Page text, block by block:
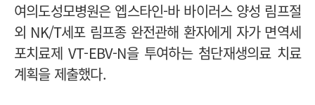
여의도성모병원은 엡스타인-바 바이러스 양성 림프절
외 NK/T세포 림프종 완전관해 환자에게 자가 면역세
포치료제 VT-EBV-N을 투여하는 첨단재생의료 치료
계획을 제출했다.